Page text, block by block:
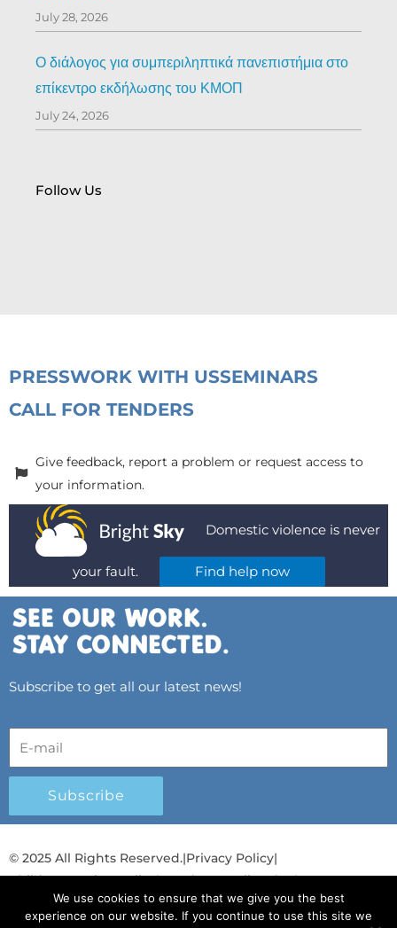
July 28, 2026
Ο διάλογος για συμπεριληπτικά πανεπιστήμια στο
επίκεντρο εκδήλωσης του ΚΜΟΠ
July 24, 2026
Follow Us
PRESSWORK WITH USSEMINARS
CALL FOR TENDERS
Give feedback, report a problem or request access to
your information.
Domestic violence is never
your fault. Find help now
Subscribe to get all our latest news!
Subscribe
© 2025 All Rights Reserved.|Privacy Policy|
Child Protection Policy|Gender Equality Plan|
Λογοδοσία και Διαφάνεια
We use cookies to ensure that we give you the best
experience on our website. If you continue to use this site we